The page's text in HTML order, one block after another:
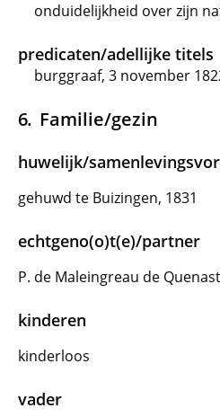
onduidelijkheid over zijn
predicaten/adellijke titels
burggraaf, 3 november
Familie/gezin
huwelijk/
gehuwd te Buizingen, 1831
echtgeno(o)t(e)/partner
P. de Maleingreau de
kinderen
kinderloos
vader